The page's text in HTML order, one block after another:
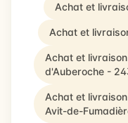
Achat et
Achat et
Achat et
d'Auberoche -
Achat et
Avit-de-